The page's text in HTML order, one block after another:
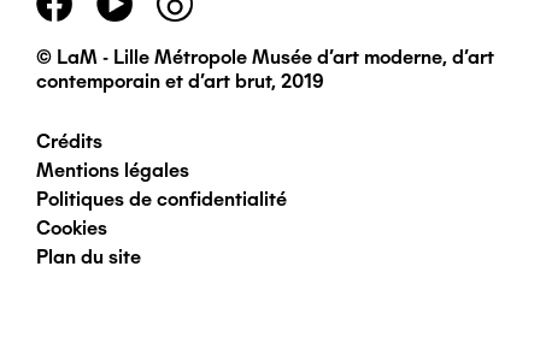
principal
© LaM - Lille Métropole Musée d'art moderne, d'art
contemporain et d'art brut, 2019
Pied
de
page
Crédits
Mentions légales
Politiques de confidentialité
Cookies
Plan du site